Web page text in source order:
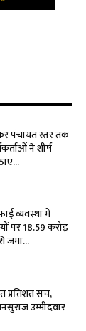
पंचायत स्तर तक
ने शीर्ष
व्यवस्था में
पर ₹18.59 करोड़
जमा...
प्रतिशत सच,
उम्मीदवार